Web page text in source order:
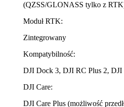
(QZSS/GLONASS tylko z
Moduł RTK:
Zintegrowany
Kompatybilność:
DJI Dock 3, DJI RC Plus 2, DJI
DJI Care:
DJI Care Plus (możliwość